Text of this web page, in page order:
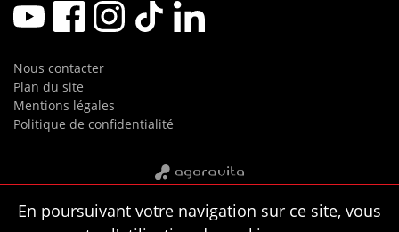
En poursuivant votre navigation sur ce site, vous
Nous contacter
Plan du site
Mentions légales
Politique de confidentialité